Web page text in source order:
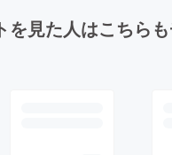
を見た人はこちら